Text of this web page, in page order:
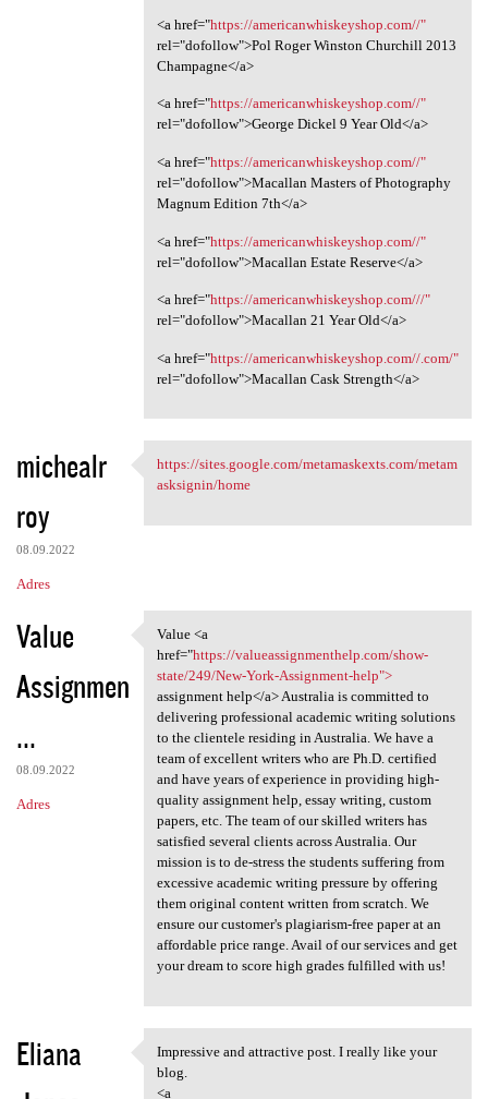
<a href="https://americanwhiskeyshop.com//"
rel="dofollow">Pol Roger Winston Churchill 2013
Champagne</a>
<a href="https://americanwhiskeyshop.com//"
rel="dofollow">George Dickel 9 Year Old</a>
<a href="https://americanwhiskeyshop.com//"
rel="dofollow">Macallan Masters of Photography
Magnum Edition 7th</a>
<a href="https://americanwhiskeyshop.com//"
rel="dofollow">Macallan Estate Reserve</a>
<a href="https://americanwhiskeyshop.com///"
rel="dofollow">Macallan 21 Year Old</a>
<a href="https://americanwhiskeyshop.com//.com/"
rel="dofollow">Macallan Cask Strength</a>
michealr
roy
08.09.2022
Adres
https://sites.google.com
https://sites.google.com/metamaskexts.com/metam
asksignin/home
Value
Assignmen
...
08.09.2022
Adres
Value <a href="https:/
Value <a
href="https://valueassignmenthelp.com/show-
state/249/New-York-Assignment-help">
assignment help</a> Australia is committed to
delivering professional academic writing solutions
to the clientele residing in Australia. We have a
team of excellent writers who are Ph.D. certified
and have years of experience in providing high-
quality assignment help, essay writing, custom
papers, etc. The team of our skilled writers has
satisfied several clients across Australia. Our
mission is to de-stress the students suffering from
excessive academic writing pressure by offering
them original content written from scratch. We
ensure our customer's plagiarism-free paper at an
affordable price range. Avail of our services and get
your dream to score high grades fulfilled with us!
Eliana
Impressive and attractive
Impressive and attractive post. I really like your
blog.
<a